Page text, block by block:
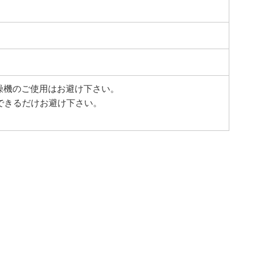
のご使用はお避け下さい。
るだけお避け下さい。